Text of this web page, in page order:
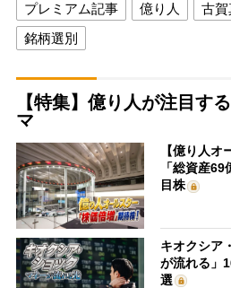
プレミアム記事 億り人 古賀
銘柄選別
【特集】億り人が注目す
マ
【億り人オ
「総資産
目株
キオクシア
が流れる」
選